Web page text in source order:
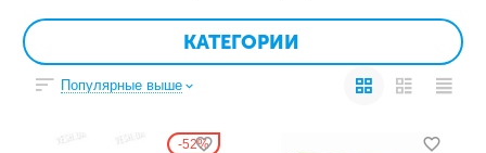
КАТЕГОРИИ
Популярные выше
52%